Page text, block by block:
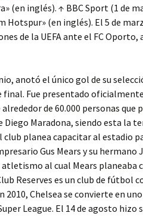
(en inglés). ↑ BBC Sport (1 de
Hotspur» (en inglés). El 5 de
de la UEFA ante el FC
anotó el único gol de su
final. Fue presentado
de 60.000 personas que
Diego Maradona, siendo esta la
club planea capacitar al estadio
Gus Mears y su
atletismo al cual Mears planeaba
Reserves es un club de fútbol
2010, Chelsea se convierte en
League. El 14 de agosto